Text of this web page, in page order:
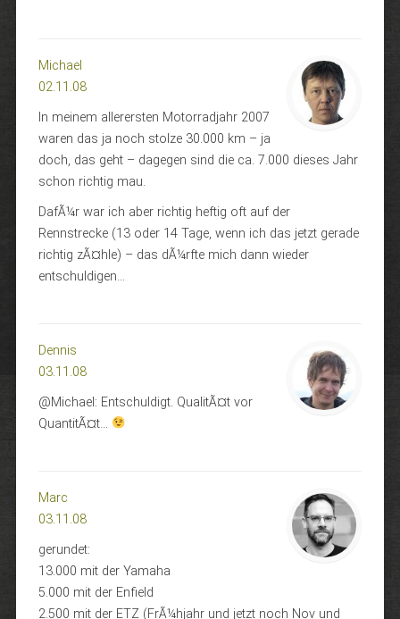
Michael
02.11.08
In meinem allerersten Motorradjahr 2007
waren das ja noch stolze 30.000 km – ja
doch, das geht – dagegen sind die ca. 7.000 dieses Jahr
schon richtig mau.
DafÃ¼r war ich aber richtig heftig oft auf der
Rennstrecke (13 oder 14 Tage, wenn ich das jetzt gerade
richtig zÃ¤hle) – das dÃ¼rfte mich dann wieder
entschuldigen…
Dennis
03.11.08
@Michael: Entschuldigt. QualitÃ¤t vor
QuantitÃ¤t…
Marc
03.11.08
gerundet:
13.000 mit der Yamaha
5.000 mit der Enfield
2.500 mit der ETZ (FrÃ¼hjahr und jetzt noch Nov und